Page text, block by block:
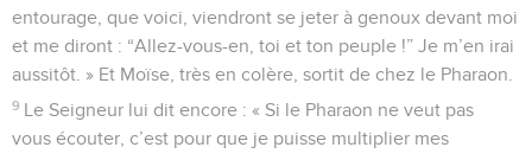
entourage, que voici, viendront se jeter à genoux devant moi
et me diront : “Allez-vous-en, toi et ton peuple !” Je m’en irai
aussitôt. » Et Moïse, très en colère, sortit de chez le Pharaon.
9 Le Seigneur lui dit encore : « Si le Pharaon ne veut pas
vous écouter, c’est pour que je puisse multiplier mes